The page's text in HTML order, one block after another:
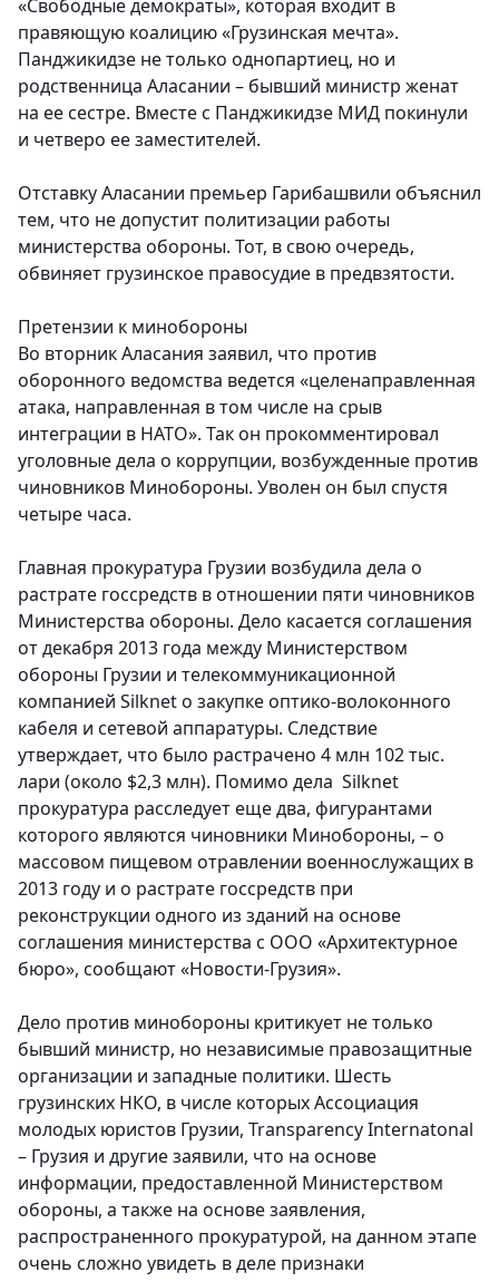
«Свободные демократы», которая входит в
правяющую коалицию «Грузинская мечта».
Панджикидзе не только однопартиец, но и
родственница Аласании – бывший министр женат
на ее сестре. Вместе с Панджикидзе МИД покинули
и четверо ее заместителей.
Отставку Аласании премьер Гарибашвили объяснил
тем, что не допустит политизации работы
министерства обороны. Тот, в свою очередь,
обвиняет грузинское правосудие в предвзятости.
Претензии к минобороны
Во вторник Аласания заявил, что против
оборонного ведомства ведется «целенаправленная
атака, направленная в том числе на срыв
интеграции в НАТО». Так он прокомментировал
уголовные дела о коррупции, возбужденные против
чиновников Минобороны. Уволен он был спустя
четыре часа.
Главная прокуратура Грузии возбудила дела о
растрате госсредств в отношении пяти чиновников
Министерства обороны. Дело касается соглашения
от декабря 2013 года между Министерством
обороны Грузии и телекоммуникационной
компанией Silknet о закупке оптико-волоконного
кабеля и сетевой аппаратуры. Следствие
утверждает, что было растрачено 4 млн 102 тыс.
лари (около $2,3 млн). Помимо дела Silknet
прокуратура расследует еще два, фигурантами
которого являются чиновники Минобороны, – о
массовом пищевом отравлении военнослужащих в
2013 году и о растрате госсредств при
реконструкции одного из зданий на основе
соглашения министерства с ООО «Архитектурное
бюро», сообщают «Новости-Грузия».
Дело против минобороны критикует не только
бывший министр, но независимые правозащитные
организации и западные политики. Шесть
грузинских НКО, в числе которых Ассоциация
молодых юристов Грузии, Transparency Internatonal
– Грузия и другие заявили, что на основе
информации, предоставленной Министерством
обороны, а также на основе заявления,
распространенного прокуратурой, на данном этапе
очень сложно увидеть в деле признаки